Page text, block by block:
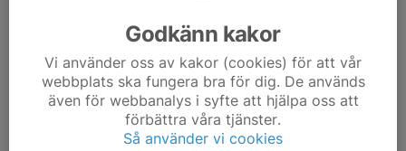
Godkänn kakor
Vi använder oss av kakor (cookies) för att vår
webbplats ska fungera bra för dig. De används
även för webbanalys i syfte att hjälpa oss att
förbättra våra tjänster.
Så använder vi cookies